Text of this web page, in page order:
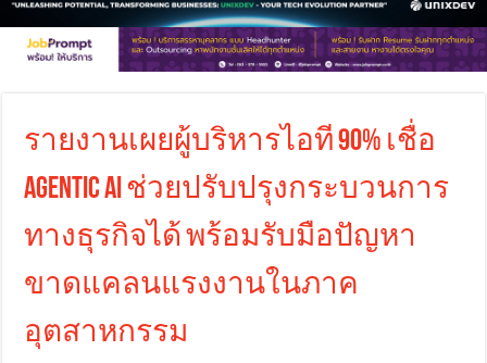
รายงานเผยผู้บริหารไอที 90% เชื่อ
Agentic AI ช่วยปรับปรุงกระบวนการ
ทางธุรกิจได้ พร้อมรับมือปัญหา
ขาดแคลนแรงงานในภาค
อุตสาหกรรม